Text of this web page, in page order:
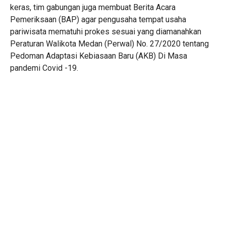
keras, tim gabungan juga membuat Berita Acara
Pemeriksaan (BAP) agar pengusaha tempat usaha
pariwisata mematuhi prokes sesuai yang diamanahkan
Peraturan Walikota Medan (Perwal) No. 27/2020 tentang
Pedoman Adaptasi Kebiasaan Baru (AKB) Di Masa
pandemi Covid -19.